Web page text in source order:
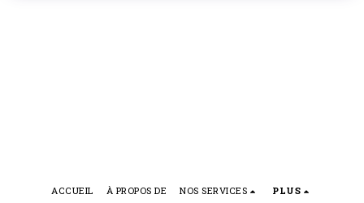
ACCUEIL À PROPOS DE NOS SERVICES PLUS